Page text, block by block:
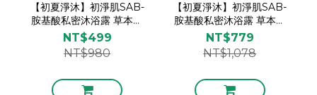
【初夏淨沐】初淨肌SAB-
胺基酸私密沐浴露 草本清
香 x 2瓶
NT$499
NT$980
【初夏淨沐】初淨肌SAB-
胺基酸私密沐浴露 草本清
香 x2 + 私密防護舒緩噴霧
NT$779
NT$1,078